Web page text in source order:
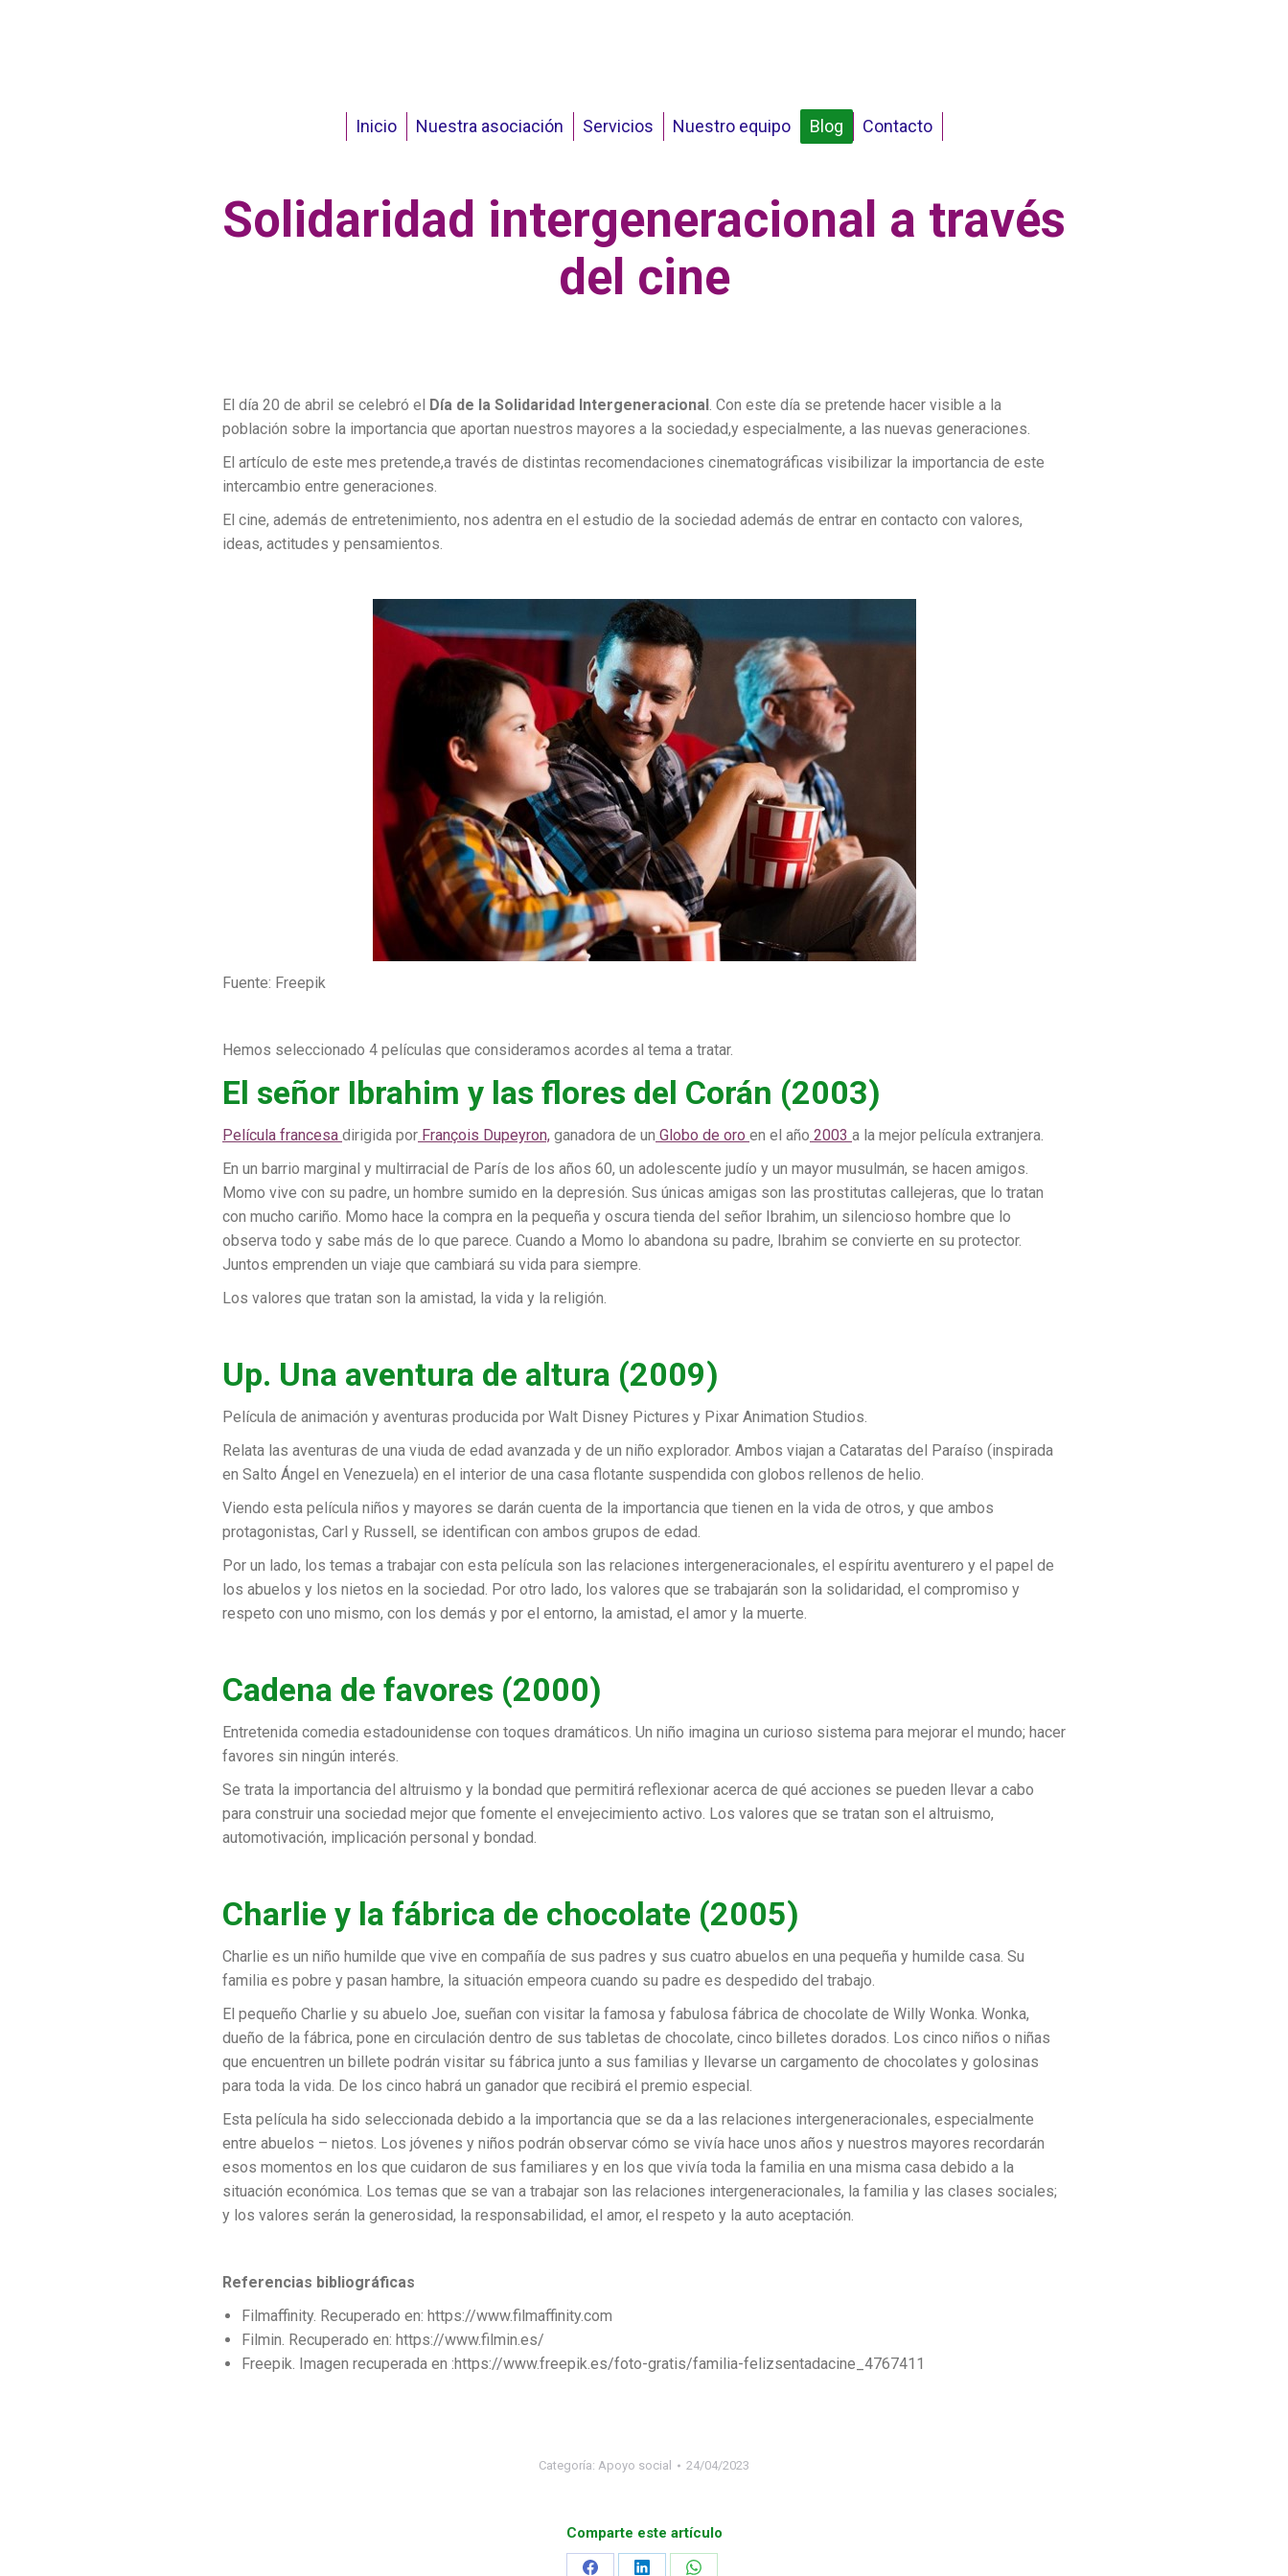
Inicio Nuestra asociación Servicios Nuestro equipo Blog Contacto
Solidaridad intergeneracional a través
del cine
El día 20 de abril se celebró el Día de la Solidaridad Intergeneracional. Con este día se pretende hacer visible a la
población sobre la importancia que aportan nuestros mayores a la sociedad,y especialmente, a las nuevas generaciones.
El artículo de este mes pretende,a través de distintas recomendaciones cinematográficas visibilizar la importancia de este
intercambio entre generaciones.
El cine, además de entretenimiento, nos adentra en el estudio de la sociedad además de entrar en contacto con valores,
ideas, actitudes y pensamientos.
Fuente: Freepik
Hemos seleccionado 4 películas que consideramos acordes al tema a tratar.
El señor Ibrahim y las flores del Corán (2003)
Película francesa dirigida por François Dupeyron, ganadora de un Globo de oro en el año 2003 a la mejor película extranjera.
En un barrio marginal y multirracial de París de los años 60, un adolescente judío y un mayor musulmán, se hacen amigos.
Momo vive con su padre, un hombre sumido en la depresión. Sus únicas amigas son las prostitutas callejeras, que lo tratan
con mucho cariño. Momo hace la compra en la pequeña y oscura tienda del señor Ibrahim, un silencioso hombre que lo
observa todo y sabe más de lo que parece. Cuando a Momo lo abandona su padre, Ibrahim se convierte en su protector.
Juntos emprenden un viaje que cambiará su vida para siempre.
Los valores que tratan son la amistad, la vida y la religión.
Up. Una aventura de altura (2009)
Película de animación y aventuras producida por Walt Disney Pictures y Pixar Animation Studios.
Relata las aventuras de una viuda de edad avanzada y de un niño explorador. Ambos viajan a Cataratas del Paraíso (inspirada
en Salto Ángel en Venezuela) en el interior de una casa flotante suspendida con globos rellenos de helio.
Viendo esta película niños y mayores se darán cuenta de la importancia que tienen en la vida de otros, y que ambos
protagonistas, Carl y Russell, se identifican con ambos grupos de edad.
Por un lado, los temas a trabajar con esta película son las relaciones intergeneracionales, el espíritu aventurero y el papel de
los abuelos y los nietos en la sociedad. Por otro lado, los valores que se trabajarán son la solidaridad, el compromiso y
respeto con uno mismo, con los demás y por el entorno, la amistad, el amor y la muerte.
Cadena de favores (2000)
Entretenida comedia estadounidense con toques dramáticos. Un niño imagina un curioso sistema para mejorar el mundo; hacer
favores sin ningún interés.
Se trata la importancia del altruismo y la bondad que permitirá reflexionar acerca de qué acciones se pueden llevar a cabo
para construir una sociedad mejor que fomente el envejecimiento activo. Los valores que se tratan son el altruismo,
automotivación, implicación personal y bondad.
Charlie y la fábrica de chocolate (2005)
Charlie es un niño humilde que vive en compañía de sus padres y sus cuatro abuelos en una pequeña y humilde casa. Su
familia es pobre y pasan hambre, la situación empeora cuando su padre es despedido del trabajo.
El pequeño Charlie y su abuelo Joe, sueñan con visitar la famosa y fabulosa fábrica de chocolate de Willy Wonka. Wonka,
dueño de la fábrica, pone en circulación dentro de sus tabletas de chocolate, cinco billetes dorados. Los cinco niños o niñas
que encuentren un billete podrán visitar su fábrica junto a sus familias y llevarse un cargamento de chocolates y golosinas
para toda la vida. De los cinco habrá un ganador que recibirá el premio especial.
Esta película ha sido seleccionada debido a la importancia que se da a las relaciones intergeneracionales, especialmente
entre abuelos – nietos. Los jóvenes y niños podrán observar cómo se vivía hace unos años y nuestros mayores recordarán
esos momentos en los que cuidaron de sus familiares y en los que vivía toda la familia en una misma casa debido a la
situación económica. Los temas que se van a trabajar son las relaciones intergeneracionales, la familia y las clases sociales;
y los valores serán la generosidad, la responsabilidad, el amor, el respeto y la auto aceptación.
Referencias bibliográficas
Filmaffinity. Recuperado en: https://www.filmaffinity.com
Filmin. Recuperado en: https://www.filmin.es/
Freepik. Imagen recuperada en :https://www.freepik.es/foto-gratis/familia-felizsentadacine_4767411
Categoría: Apoyo social 24/04/2023
Comparte este artículo